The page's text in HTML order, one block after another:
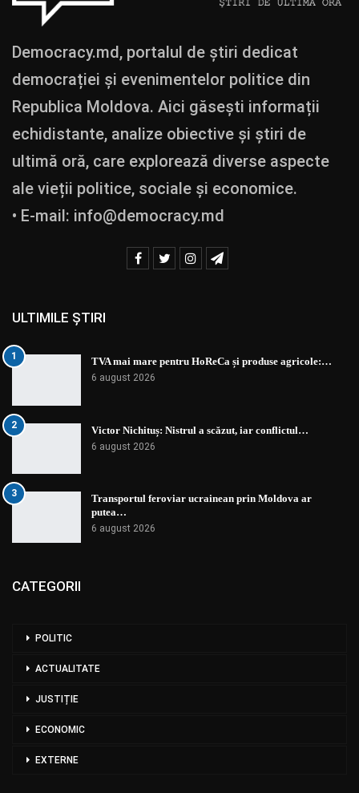
Democracy.md, portalul de știri dedicat
democrației și evenimentelor politice din
Republica Moldova. Aici găsești informații
echidistante, analize obiective și știri de
ultimă oră, care explorează diverse aspecte
ale vieții politice, sociale și economice.
• E-mail: info@democracy.md
ULTIMILE ȘTIRI
1 TVA mai mare pentru HoReCa și produse agricole:…
6 august 2026
2 Victor Nichituș: Nistrul a scăzut, iar conflictul…
6 august 2026
3
Transportul feroviar ucrainean prin Moldova ar
putea…
6 august 2026
CATEGORII
POLITIC
ACTUALITATE
JUSTIȚIE
ECONOMIC
EXTERNE